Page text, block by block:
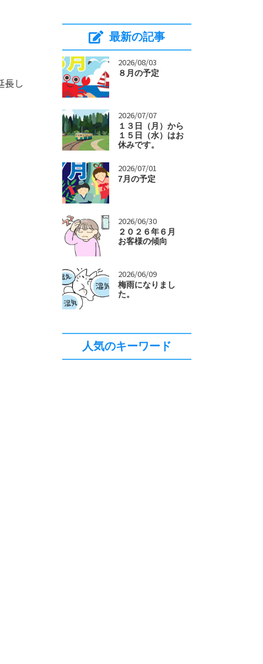
長し
最新の記事
> 2026/08/03
８月の予定
> 2026/07/07
１３日（月）から
１５日（水）はお
休みです。
> 2026/07/01
7月の予定
> 2026/06/30
２０２６年６月
お客様の傾向
> 2026/06/09
梅雨になりまし
た。
人気のキーワード